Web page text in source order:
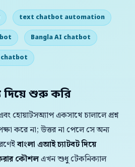
text chatbot automation
Bangla AI chatbot
chatbot
দিয়ে শুরু করি
হোয়াটসঅ্যাপ একসাথে চালালে প্রশ্ন
করে না; উত্তর না পেলে সে অন্য
বাংলা এআই চ্যাটবট দিয়ে
করার কৌশলএখন শুধু টেকনিক্যাল